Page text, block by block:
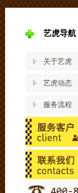
艺虎导航
关于艺虎
艺虎动态
服务流程